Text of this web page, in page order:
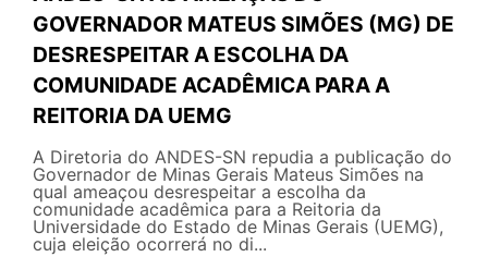
GOVERNADOR MATEUS SIMÕES (MG) DE
DESRESPEITAR A ESCOLHA DA
COMUNIDADE ACADÊMICA PARA A
REITORIA DA UEMG
A Diretoria do ANDES-SN repudia a publicação do
Governador de Minas Gerais Mateus Simões na
qual ameaçou desrespeitar a escolha da
comunidade acadêmica para a Reitoria da
Universidade do Estado de Minas Gerais (UEMG),
cuja eleição ocorrerá no di...